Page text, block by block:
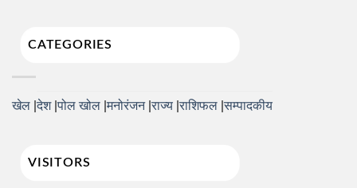
CATEGORIES
खेल देश पोल खोल मनोरंजन राज्य राशिफल सम्पादकीय
VISITORS